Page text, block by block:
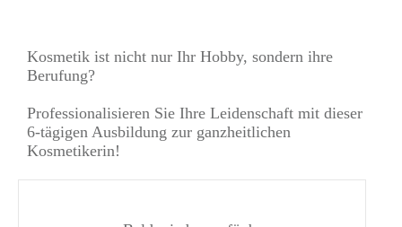
Kosmetik ist nicht nur Ihr Hobby, sondern ihre
Berufung?
Professionalisieren Sie Ihre Leidenschaft mit dieser
6-tägigen Ausbildung zur ganzheitlichen
Kosmetikerin!